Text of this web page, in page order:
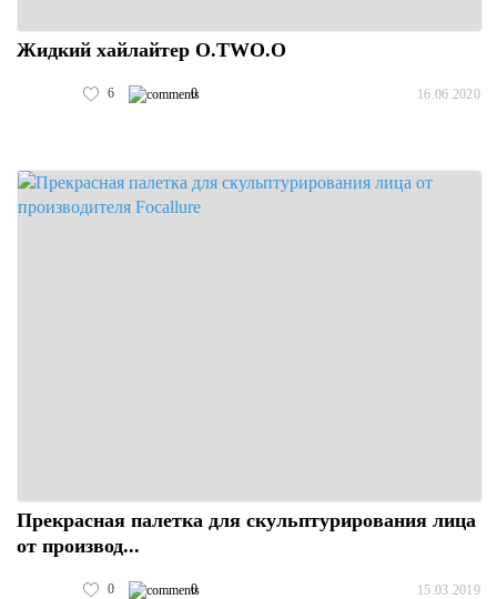
Жидкий хайлайтер O.TWO.O
6 0 16.06.2020
Прекрасная палетка для скульптурирования лица
от производ...
0 0 15.03.2019